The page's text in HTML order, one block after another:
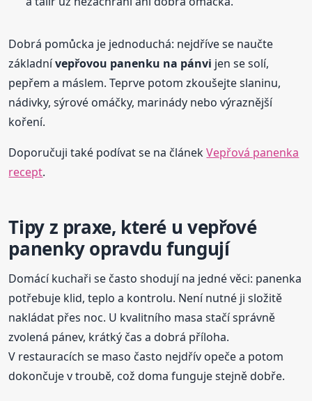
Dobrá pomůcka je jednoduchá: nejdříve se naučte
základnívepřovou panenku na pánvi jen se solí,
pepřem a máslem. Teprve potom zkoušejte slaninu,
nádivky, sýrové omáčky, marinády nebo výraznější
koření.
Doporučuji také podívat se na článekVepřová panenka
recept.
Tipy z praxe, které u vepřové
panenky opravdu fungují
Domácí kuchaři se často shodují na jedné věci: panenka
potřebuje klid, teplo a kontrolu. Není nutné ji složitě
nakládat přes noc. U kvalitního masa stačí správně
zvolená pánev, krátký čas a dobrá příloha.
V restauracích se maso často nejdřív opeče a potom
dokončuje v troubě, což doma funguje stejně dobře.